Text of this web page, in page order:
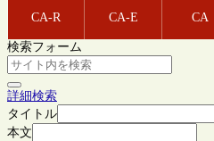
CA-R CA-E CA
検索フォーム
詳細検索
タイトル
本文